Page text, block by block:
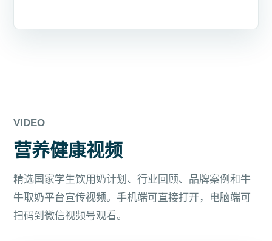
VIDEO
营养健康视频
精选国家学生饮用奶计划、行业回顾、品牌案例和牛
牛取奶平台宣传视频。手机端可直接打开，电脑端可
扫码到微信视频号观看。